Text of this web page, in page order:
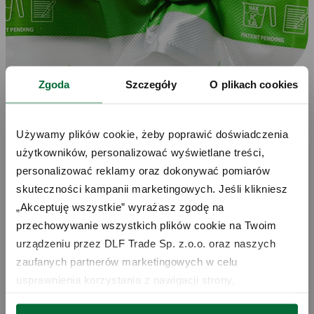
Zgoda Szczegóły O plikach cookies
Używamy plików cookie, żeby poprawić doświadczenia
użytkowników, personalizować wyświetlane treści,
personalizować reklamy oraz dokonywać pomiarów
skuteczności kampanii marketingowych. Jeśli klikniesz
„Akceptuję wszystkie” wyrażasz zgodę na
przechowywanie wszystkich plików cookie na Twoim
urządzeniu przez DLF Trade Sp. z.o.o. oraz naszych
zaufanych partnerów marketingowych w celu
usprawnienia korzystania z nawigacji strony,
Masz dość marnowania żywności?
SPRAWDŹ